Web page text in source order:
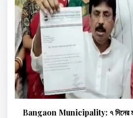
Bangaon Municipality: ৭ দিনের